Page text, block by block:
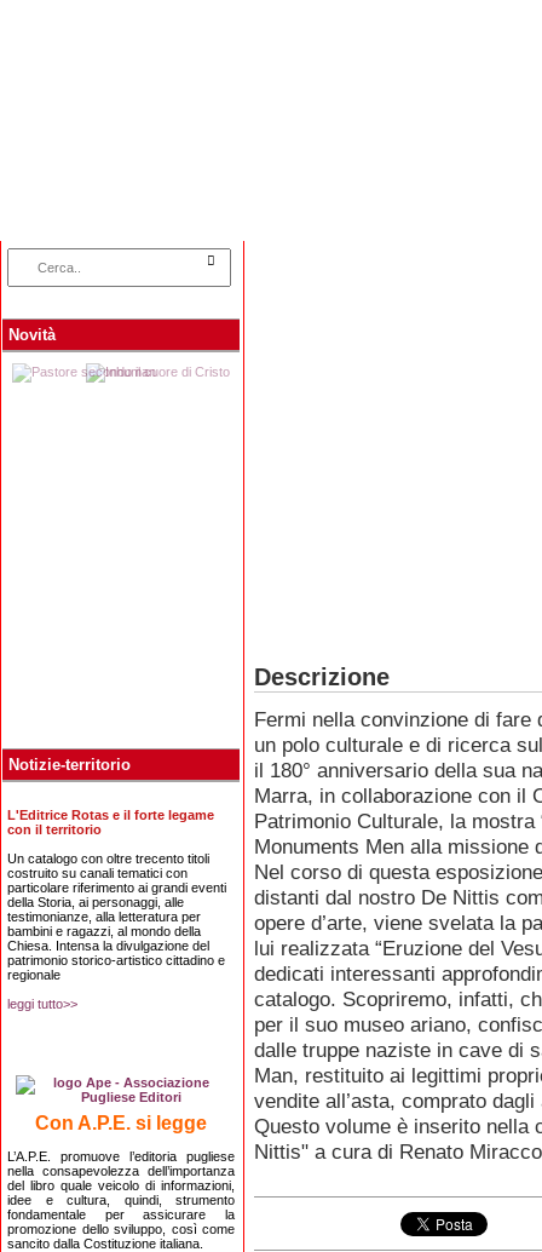
Novità
Notizie-territorio
L'Editrice Rotas e il forte legame
con il territorio
Un catalogo con oltre trecento titoli
costruito su canali tematici con
particolare riferimento ai grandi eventi
della Storia, ai personaggi, alle
testimonianze, alla letteratura per
bambini e ragazzi, al mondo della
Chiesa. Intensa la divulgazione del
patrimonio storico-artistico cittadino e
regionale
leggi tutto>>
Con A.P.E. si legge
L’A.P.E. promuove l’editoria pugliese
nella consapevolezza dell’importanza
del libro quale veicolo di informazioni,
idee e cultura, quindi, strumento
fondamentale per assicurare la
promozione dello sviluppo, così come
sancito dalla Costituzione italiana.
Descrizione
Fermi nella convinzione di
un polo culturale e di ricerca
il 180° anniversario della sua
Marra, in collaborazione con il
Patrimonio Culturale, la mostra
Monuments Men alla missione
Nel corso di questa
distanti dal nostro De Nittis
opere d’arte, viene svelata la
lui realizzata “Eruzione del
dedicati interessanti
catalogo. Scopriremo, infatti,
per il suo museo ariano,
dalle truppe naziste in cave di
Man, restituito ai legittimi
vendite all’asta, comprato
Questo volume è inserito nella
Nittis" a cura di Renato